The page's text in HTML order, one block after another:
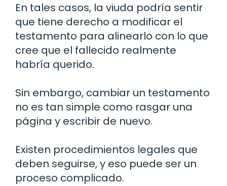
En tales casos, la viuda podría sentir
que tiene derecho a modificar el
testamento para alinearlo con lo que
cree que el fallecido realmente
habría querido.
Sin embargo, cambiar un testamento
no es tan simple como rasgar una
página y escribir de nuevo.
Existen procedimientos legales que
deben seguirse, y eso puede ser un
proceso complicado.